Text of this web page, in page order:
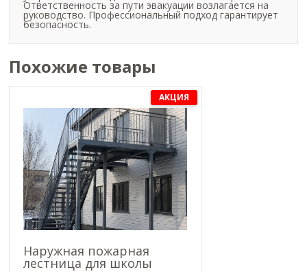
Ответственность за пути эвакуации возлагается на
руководство. Профессиональный подход гарантирует
безопасность.
Похожие товары
АКЦИЯ
Наружная пожарная
лестница для школы